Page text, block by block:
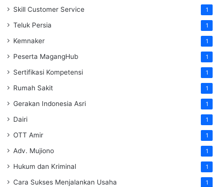
Skill Customer Service 1
Teluk Persia 1
Kemnaker 1
Peserta MagangHub 1
Sertifikasi Kompetensi 1
Rumah Sakit 1
Gerakan Indonesia Asri 1
Dairi 1
OTT Amir 1
Adv. Mujiono 1
Hukum dan Kriminal 1
Cara Sukses Menjalankan Usaha 1